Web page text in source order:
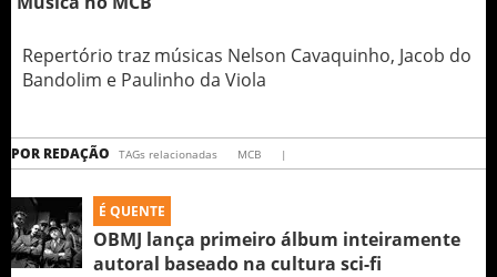
Repertório traz músicas Nelson Cavaquinho, Jacob do
Bandolim e Paulinho da Viola
POR REDAÇÃO TAGs relacionadas MCB |
É QUENTE
OBMJ lança primeiro álbum inteiramente
autoral baseado na cultura sci-fi